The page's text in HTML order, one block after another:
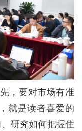
，要对市场有准
就是读者喜爱的
研究如何把握住